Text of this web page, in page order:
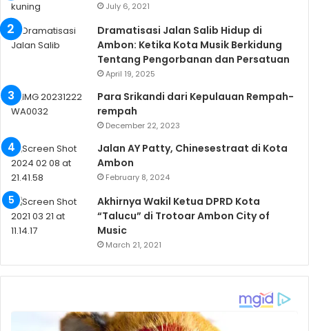
July 6, 2021
Dramatisasi Jalan Salib Hidup di
Ambon: Ketika Kota Musik Berkidung
Tentang Pengorbanan dan Persatuan
April 19, 2025
Para Srikandi dari Kepulauan Rempah-
rempah
December 22, 2023
Jalan AY Patty, Chinesestraat di Kota
Ambon
February 8, 2024
Akhirnya Wakil Ketua DPRD Kota
“Talucu” di Trotoar Ambon City of
Music
March 21, 2021